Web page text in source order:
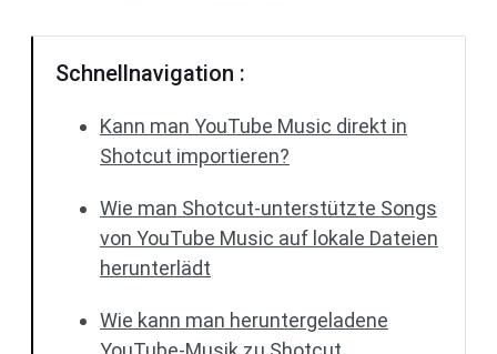
Schnellnavigation :
Kann man YouTube Music direkt in
Shotcut importieren?
Wie man Shotcut-unterstützte Songs
von YouTube Music auf lokale Dateien
herunterlädt
Wie kann man heruntergeladene